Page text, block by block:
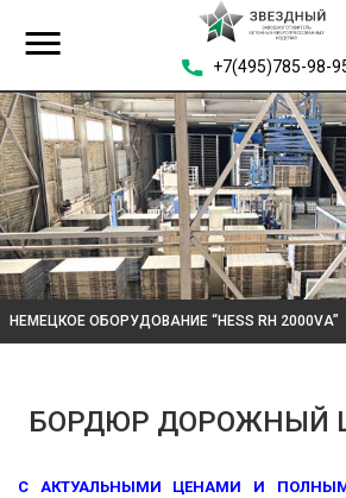
+7(495)785-98-
НЕМЕЦКОЕ ОБОРУДОВАНИЕ “HESS RH 2000VA”
БОРДЮР ДОРОЖНЫЙ
С АКТУАЛЬНЫМИ ЦЕНАМИ И